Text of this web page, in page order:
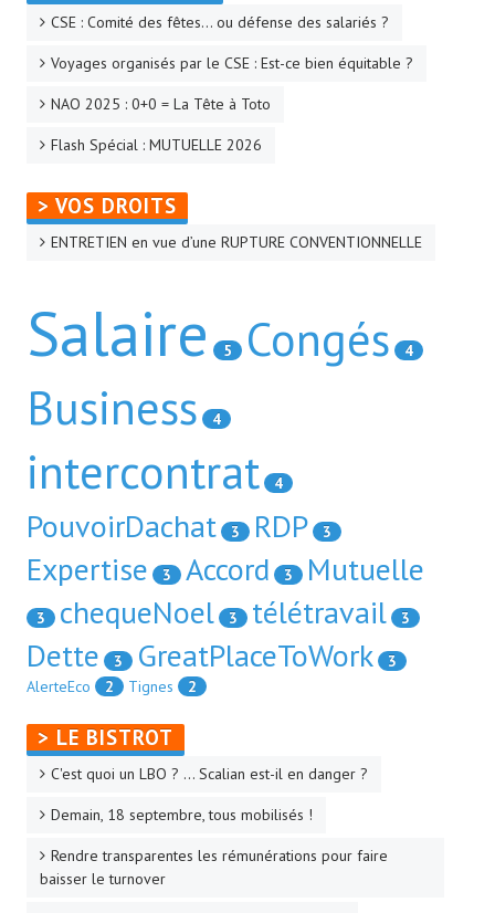
CSE : Comité des fêtes… ou défense des salariés ?
Voyages organisés par le CSE : Est-ce bien équitable ?
NAO 2025 : 0+0 = La Tête à Toto
Flash Spécial : MUTUELLE 2026
> VOS DROITS
ENTRETIEN en vue d’une RUPTURE CONVENTIONNELLE
Salaire 5 Congés 4
Business 4
intercontrat 4
PouvoirDachat 3 RDP 3
Expertise 3 Accord 3 Mutuelle
3 chequeNoel 3 télétravail 3
Dette 3 GreatPlaceToWork
3
AlerteEco
2 Tignes 2
> LE BISTROT
C'est quoi un LBO ? ... Scalian est-il en danger ?
Demain, 18 septembre, tous mobilisés !
Rendre transparentes les rémunérations pour faire
baisser le turnover